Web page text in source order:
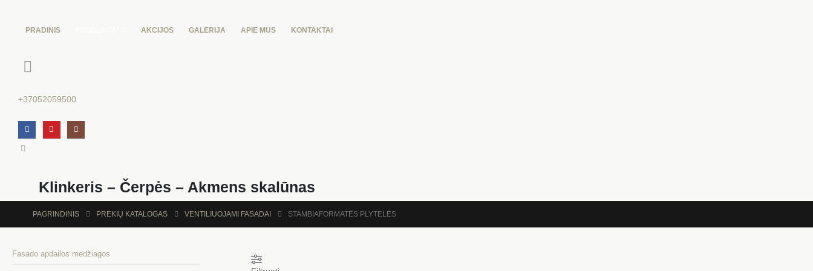
PRADINIS AKCIJOS GALERIJA APIE MUS KONTAKTAI
+37052059500
Klinkeris – Čerpės – Akmens skalūnas
PAGRINDINIS PREKIŲ KATALOGAS VENTILIUOJAMI FASADAI STAMBIAFORMATĖS PLYTELĖS
Fasado apdailos medžiagos